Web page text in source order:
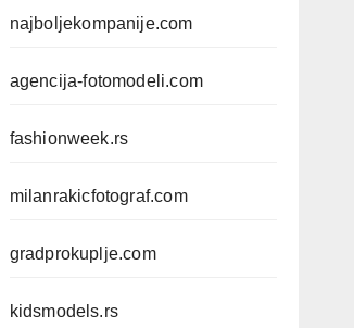
najboljekompanije.com
agencija-fotomodeli.com
fashionweek.rs
milanrakicfotograf.com
gradprokuplje.com
kidsmodels.rs